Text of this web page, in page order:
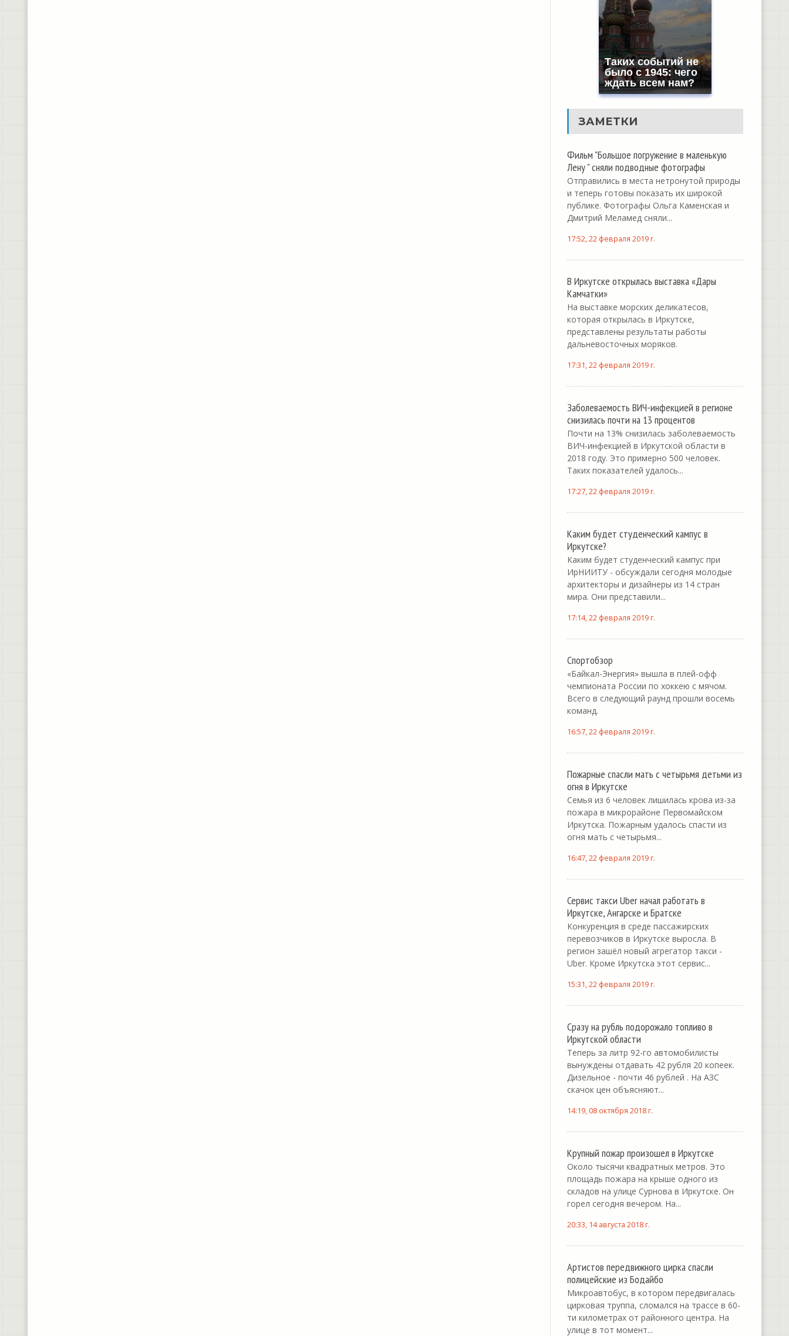
Таких событий не
было с 1945: чего
ждать всем нам?
ЗАМЕТКИ
Фильм "Большое погружение в маленькую
Лену " сняли подводные фотографы
Отправились в места нетронутой природы
и теперь готовы показать их широкой
публике. Фотографы Ольга Каменская и
Дмитрий Меламед сняли...
17:52, 22 февраля 2019 г.
В Иркутске открылась выставка «Дары
Камчатки»
На выставке морских деликатесов,
которая открылась в Иркутске,
представлены результаты работы
дальневосточных моряков.
17:31, 22 февраля 2019 г.
Заболеваемость ВИЧ-инфекцией в регионе
снизилась почти на 13 процентов
Почти на 13% снизилась заболеваемость
ВИЧ-инфекцией в Иркутской области в
2018 году. Это примерно 500 человек.
Таких показателей удалось...
17:27, 22 февраля 2019 г.
Каким будет студенческий кампус в
Иркутске?
Каким будет студенческий кампус при
ИрНИИТУ - обсуждали сегодня молодые
архитекторы и дизайнеры из 14 стран
мира. Они представили...
17:14, 22 февраля 2019 г.
Спортобзор
«Байкал-Энергия» вышла в плей-офф
чемпионата России по хоккею с мячом.
Всего в следующий раунд прошли восемь
команд.
16:57, 22 февраля 2019 г.
Пожарные спасли мать с четырьмя детьми из
огня в Иркутске
Семья из 6 человек лишилась крова из-за
пожара в микрорайоне Первомайском
Иркутска. Пожарным удалось спасти из
огня мать с четырьмя...
16:47, 22 февраля 2019 г.
Сервис такси Uber начал работать в
Иркутске, Ангарске и Братске
Конкуренция в среде пассажирских
перевозчиков в Иркутске выросла. В
регион зашёл новый агрегатор такси -
Uber. Кроме Иркутска этот сервис...
15:31, 22 февраля 2019 г.
Сразу на рубль подорожало топливо в
Иркутской области
Теперь за литр 92-го автомобилисты
вынуждены отдавать 42 рубля 20 копеек.
Дизельное - почти 46 рублей . На АЗС
скачок цен объясняют...
14:19, 08 октября 2018 г.
Крупный пожар произошел в Иркутске
Около тысячи квадратных метров. Это
площадь пожара на крыше одного из
складов на улице Сурнова в Иркутске. Он
горел сегодня вечером. На...
20:33, 14 августа 2018 г.
Артистов передвижного цирка спасли
полицейские из Бодайбо
Микроавтобус, в котором передвигалась
цирковая труппа, сломался на трассе в 60-
ти километрах от районного центра. На
улице в тот момент...